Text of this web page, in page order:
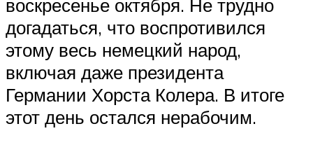
воскресенье октября. Не трудно
догадаться, что воспротивился
этому весь немецкий народ,
включая даже президента
Германии Хорста Колера. В итоге
этот день остался нерабочим.